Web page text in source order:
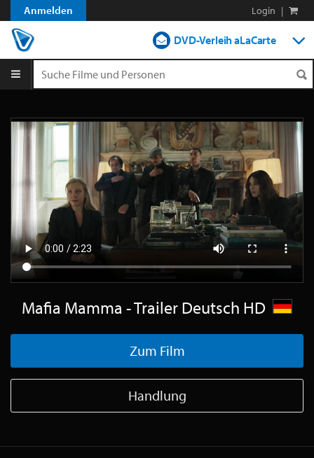
Anmelden Login |
DVD-Verleih aLaCarte
Shop
Blog
Mafia Mamma - Trailer Deutsch HD
Zum Film
Handlung